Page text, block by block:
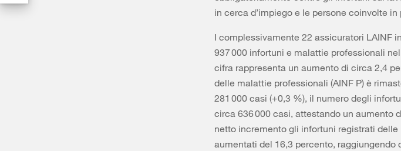
in cerca d’impiego e le persone coinvolte in
I complessivamente 22 assicuratori LAINF
937 000 infortuni e malattie professionali
cifra rappresenta un aumento di circa 2,4
delle malattie professionali (AINF P) è
281 000 casi (+0,3 %), il numero degli
circa 636 000 casi, attestando un aumento
netto incremento gli infortuni registrati delle
aumentati del 16,3 percento, raggiungendo